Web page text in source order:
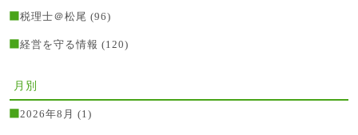
税理士＠松尾 (96)
経営を守る情報 (120)
月別
2026年8月 (1)